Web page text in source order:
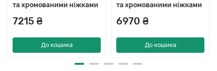
та хромованими ніжками
7215 ₴
До кошика
та хромованими ніжками
6970 ₴
До кошика